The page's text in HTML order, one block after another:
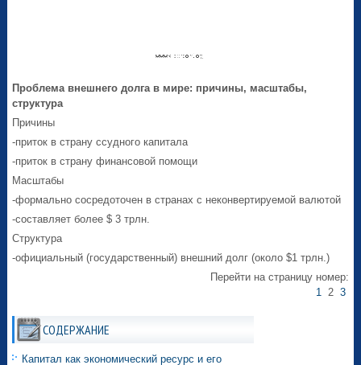
Проблема внешнего долга в мире: причины, масштабы,
структура
Причины
-приток в страну ссудного капитала
-приток в страну финансовой помощи
Масштабы
-формально сосредоточен в странах с неконвертируемой валютой
-составляет более $ 3 трлн.
Структура
-официальный (государственный) внешний долг (около $1 трлн.)
Перейти на страницу номер:
12 3
СОДЕРЖАНИЕ
Капитал как экономический ресурс и его